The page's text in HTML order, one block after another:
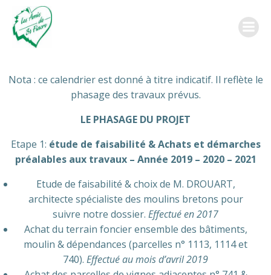
Nota : ce calendrier est donné à titre indicatif. Il reflète le
phasage des travaux prévus.
LE PHASAGE DU PROJET
Etape 1: étude de faisabilité & Achats et démarches
préalables aux travaux – Année 2019 – 2020 – 2021
Etude de faisabilité & choix de M. DROUART,
architecte spécialiste des moulins bretons pour
suivre notre dossier. Effectué en 2017
Achat du terrain foncier ensemble des bâtiments,
moulin & dépendances (parcelles n° 1113, 1114 et
740). Effectué au mois d’avril 2019